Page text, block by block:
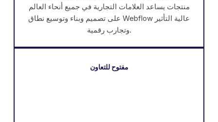
منتجات يساعد العلامات التجارية في جميع أنحاء العالم
على تصميم وبناء وتوسيع نطاق Webflow عالية التأثير
وتجارب رقمية.
مفتوح للتعاون